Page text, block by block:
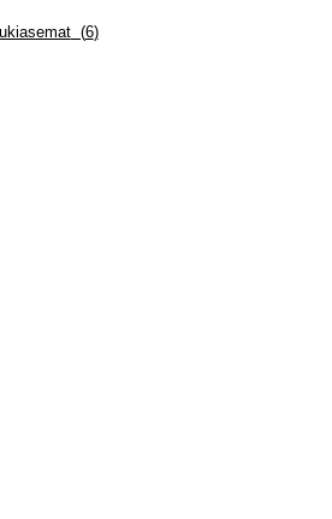
(6)